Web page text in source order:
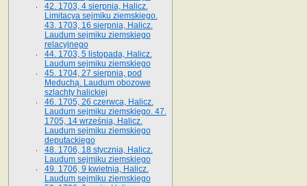
42. 1703, 4 sierpnia, Halicz.
Limitacya sejmiku ziemskiego.
43. 1703, 16 sierpnia, Halicz.
Laudum sejmiku ziemskiego
relacyjnego
44. 1703, 5 listopada, Halicz.
Laudum sejmiku ziemskiego
45. 1704, 27 sierpnia, pod
Meduchą. Laudum obozowe
szlachty halickiej
46. 1705, 26 czerwca, Halicz.
Laudum sejmiku ziemskiego. 47.
1705, 14 września, Halicz.
Laudum sejmiku ziemskiego
deputackiego
48. 1706, 18 stycznia, Halicz.
Laudum sejmiku ziemskiego
49. 1706, 9 kwietnia, Halicz.
Laudum sejmiku ziemskiego